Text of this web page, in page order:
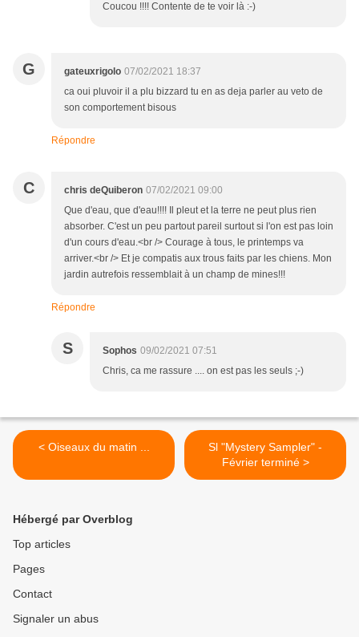
Coucou !!!! Contente de te voir là :-)
G gateuxrigolo 07/02/2021 18:37
ca oui pluvoir il a plu bizzard tu en as deja parler au veto de
son comportement bisous
Répondre
C chris deQuiberon 07/02/2021 09:00
Que d'eau, que d'eau!!!! Il pleut et la terre ne peut plus rien
absorber. C'est un peu partout pareil surtout si l'on est pas loin
d'un cours d'eau.<br /> Courage à tous, le printemps va
arriver.<br /> Et je compatis aux trous faits par les chiens. Mon
jardin autrefois ressemblait à un champ de mines!!!
Répondre
S Sophos 09/02/2021 07:51
Chris, ca me rassure .... on est pas les seuls ;-)
< Oiseaux du matin ...
Sl "Mystery Sampler" -
Février terminé >
Hébergé par Overblog
Top articles
Pages
Contact
Signaler un abus